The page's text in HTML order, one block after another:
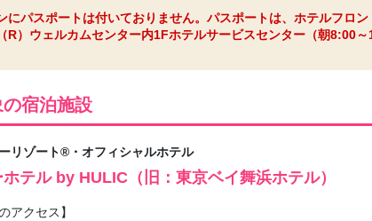
にパスポートは付いておりません。パスポートは、ホテルフロ
R）ウェルカムセンター内1Fホテルサービスセンター（朝8:00～
の宿泊施設
リゾート®・オフィシャルホテル
テル by HULIC（旧：東京ベイ舞浜ホテル）
アクセス】